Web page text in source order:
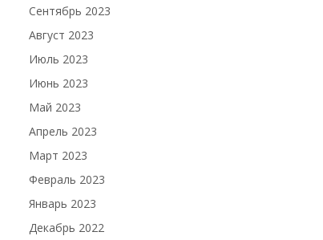
Сентябрь 2023
Август 2023
Июль 2023
Июнь 2023
Май 2023
Апрель 2023
Март 2023
Февраль 2023
Январь 2023
Декабрь 2022